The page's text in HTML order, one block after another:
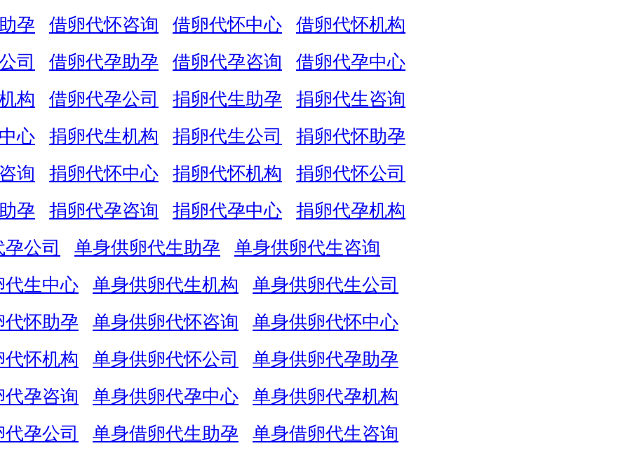
孕
借卵代怀咨询 借卵代怀中心
借卵代怀机构
司
借卵代孕助孕 借卵代孕咨询
借卵代孕中心
构
借卵代孕公司 捐卵代生助孕
捐卵代生咨询
心
捐卵代生机构 捐卵代生公司
捐卵代怀助孕
询
捐卵代怀中心 捐卵代怀机构
捐卵代怀公司
孕
捐卵代孕咨询 捐卵代孕中心
捐卵代孕机构
公司
单身供卵代生助孕
单身供卵代生咨询
代生中心
单身供卵代生机构
单身供卵代生公司
代怀助孕
单身供卵代怀咨询
单身供卵代怀中心
怀机构
单身供卵代怀公司
单身供卵代孕助孕
孕咨询
单身供卵代孕中心
单身供卵代孕机构
孕公司
单身借卵代生助孕
单身借卵代生咨询